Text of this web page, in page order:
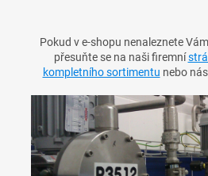
Pokud v e-shopu nenaleznete
přesuňte se na naši firemní
kompletního sortimentu nebo